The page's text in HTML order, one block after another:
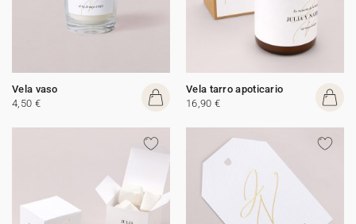
Vela vaso
4,50 €
Vela tarro apoticario
16,90 €